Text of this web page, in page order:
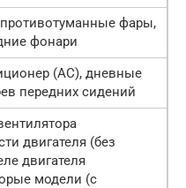
фары,
фонари
(AC), дневные
передних сидений
двигателя (без
двигателя
модели (с